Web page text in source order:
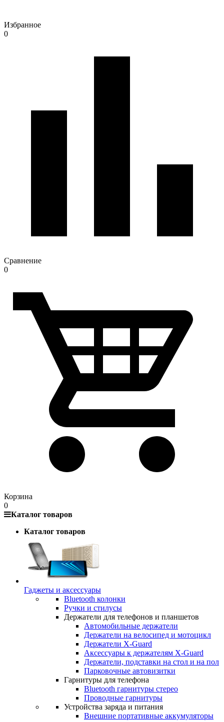
Избранное
0
Сравнение
0
Корзина
0
Каталог товаров
Каталог товаров
Гаджеты и аксессуары
Bluetooth колонки
Ручки и стилусы
Держатели для телефонов и планшетов
Автомобильные держатели
Держатели на велосипед и мотоцикл
Держатели X-Guard
Аксессуары к держателям X-Guard
Держатели, подставки на стол и на пол
Парковочные автовизитки
Гарнитуры для телефона
Bluetooth гарнитуры стерео
Проводные гарнитуры
Устройства заряда и питания
Внешние портативные аккумуляторы